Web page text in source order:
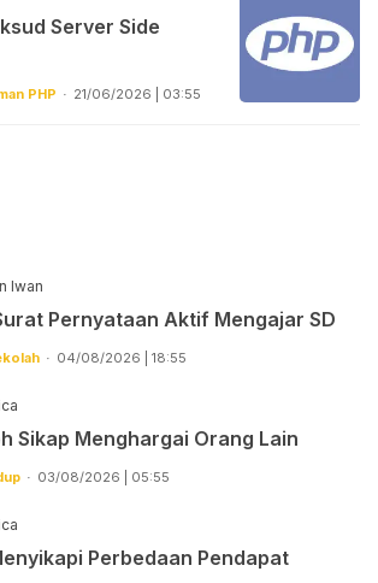
Server Side
PHP 21/06/2026 | 03:55
Iwan
Pernyataan Aktif Mengajar SD
04/08/2026 | 18:55
Sikap Menghargai Orang Lain
03/08/2026 | 05:55
Perbedaan Pendapat